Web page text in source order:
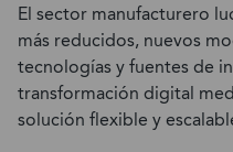
El sector manufacturero
más reducidos, nuevos
tecnologías y fuentes de
transformación digital
solución flexible y